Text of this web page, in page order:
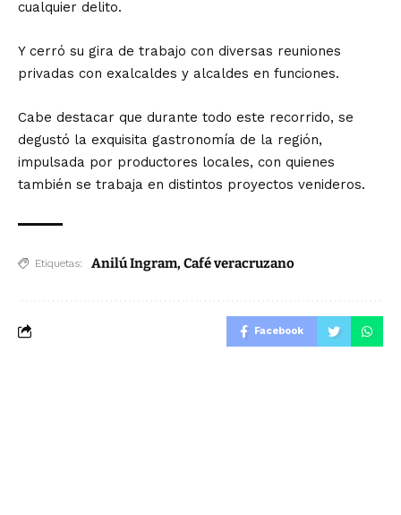
cualquier delito.
Y cerró su gira de trabajo con diversas reuniones
privadas con exalcaldes y alcaldes en funciones.
Cabe destacar que durante todo este recorrido, se
degustó la exquisita gastronomía de la región,
impulsada por productores locales, con quienes
también se trabaja en distintos proyectos venideros.
Etiquetas: Anilú Ingram, Café veracruzano
Facebook